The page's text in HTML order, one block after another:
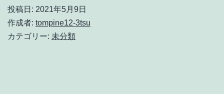
投稿日: 2021年5月9日
作成者: tompine12-3tsu
カテゴリー: 未分類